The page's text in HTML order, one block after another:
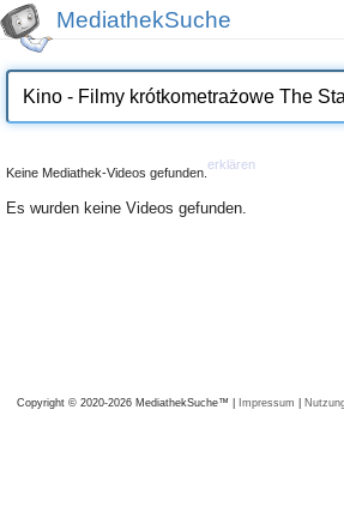
MediathekSuche
Keine Mediathek-Videos gefunden.
erklären
Es wurden keine Videos gefunden.
Copyright © 2020-2026 MediathekSuche™ | Impressum |